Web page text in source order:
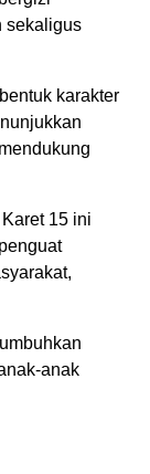
sekaligus
karakter
15 ini
anak